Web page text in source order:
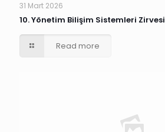
31 Mart 2026
10. Yönetim Bilişim Sistemleri Zirvesi
Read more